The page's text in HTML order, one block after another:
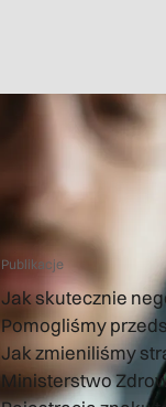
Publikacje
Jak skutecznie
Pomogliśmy
Jak zmieniliśmy
Ministerstwo